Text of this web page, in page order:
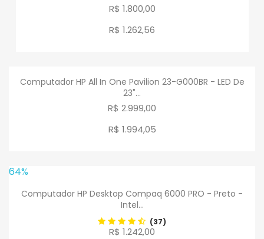
R$ 1.800,00
R$ 1.262,56
Computador HP All In One Pavilion 23-G000BR - LED De
23"...
R$ 2.999,00
R$ 1.994,05
64%
Computador HP Desktop Compaq 6000 PRO - Preto -
Intel...
(37)
R$ 1.242,00